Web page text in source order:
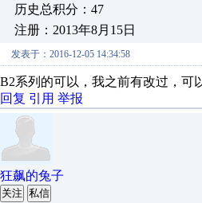
历史总积分：47
注册：2013年8月15日
发表于：2016-12-05 14:34:58
B2系列的可以，我之前有改过，可
回复 引用 举报
狂飙的兔子
关注 私信